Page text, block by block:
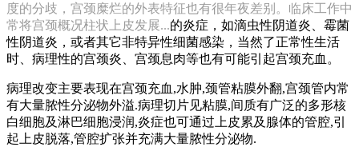
度的分歧，宫颈糜烂的外表特征也有很年夜差别。临床工作中
常将宫颈概况柱状上皮发展...的炎症，如滴虫性阴道炎、霉菌
性阴道炎，或者其它非特异性细菌感染，当然了正常性生活
时、病理性的宫颈炎、宫颈息肉等也有可能引起宫颈充血。
病理改变主要表现在宫颈充血,水肿,颈管粘膜外翻,宫颈管内常
有大量脓性分泌物外溢.病理切片见粘膜,间质有广泛的多形核
白细胞及淋巴细胞浸润,炎症也可通过上皮累及腺体的管腔,引
起上皮脱落,管腔扩张并充满大量脓性分泌物.